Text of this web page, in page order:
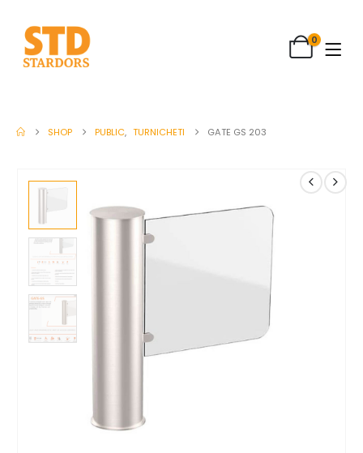
0
SHOP PUBLIC, TURNICHETI GATE GS 203